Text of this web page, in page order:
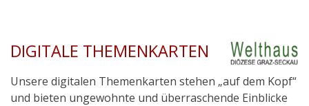
DIGITALE THEMENKARTEN
Unsere digitalen Themenkarten stehen „auf dem Kopf“
und bieten ungewohnte und überraschende Einblicke